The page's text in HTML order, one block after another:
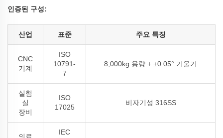
인증된 구성:
산업 표준 주요 특징
CNC
기계
ISO
10791-
7
8,000kg 용량 + ±0.05° 기울기
실험
실
장비
ISO
17025
비자기성 316SS
의료
IEC